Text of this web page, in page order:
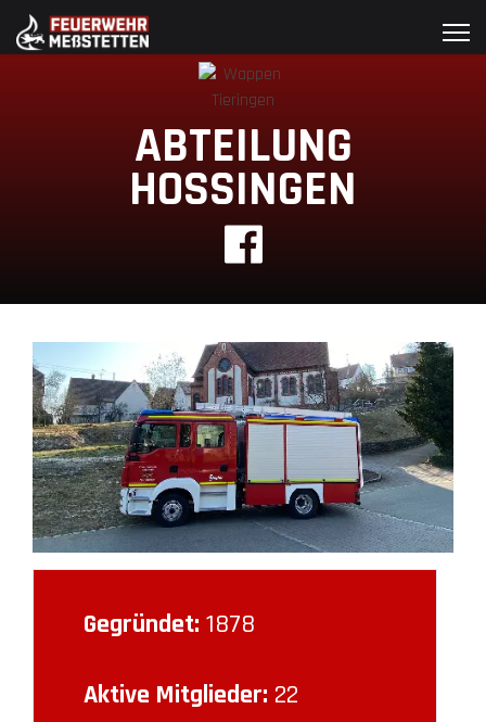
ABTEILUNG
HOSSINGEN
Gegründet: 1878
Aktive Mitglieder: 22